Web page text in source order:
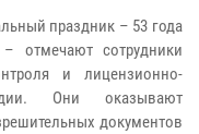
праздник – 53 года
отмечают сотрудники
и лицензионно-
Они оказывают
документов